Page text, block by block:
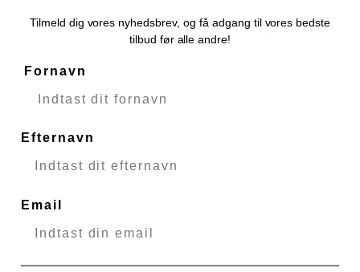
POLAROID Farvefilm i-Type Hvid Ramme 2-pak
Fjernlager
259,00 DKK
Tilmeld dig vores nyhedsbrev, og få adgang til vores bedste
tilbud før alle andre!
Fornavn
Efternavn
Email